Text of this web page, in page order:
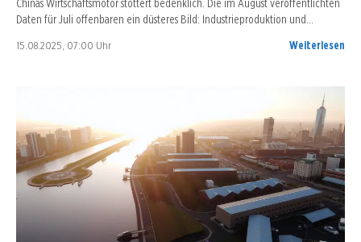
Chinas Wirtschaftsmotor stottert bedenklich. Die im August veröffentlichten
Daten für Juli offenbaren ein düsteres Bild: Industrieproduktion und…
15.08.2025, 07:00 Uhr Weiterlesen